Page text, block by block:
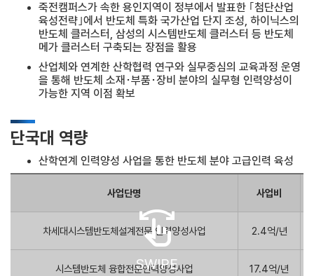
죽전캠퍼스가 속한 용인지역이 정부에서 발표한 ｢첨단산업
육성전략｣에서 반도체 특화 국가산업 단지 조성, 하이닉스의
반도체 클러스터, 삼성의 시스템반도체 클러스터 등 반도체
메가 클러스터 구축되는 장점을 활용
산업체와 연계한 산학협력 연구와 실무중심의 교육과정 운영
을 통해 반도체 소재･부품･장비 분야의 실무형 인력양성이
가능한 지역 이점 확보
단국대 역량
산학연계 인력양성 사업을 통한 반도체 분야 고급인력 육성
swipe
SWIPE
사업단명 사업비
차세대시스템반도체설계전문 인력양성사업 2.4억/년
시스템반도체 융합전문인력양성사업 17.4억/년